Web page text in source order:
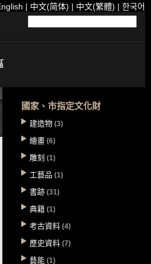
| 中文(简体) | 中文(繁體) | 한국어
國家、市指定文化財
建造物 (3)
繪畫 (6)
雕刻 (1)
工藝品 (1)
書跡 (31)
典籍 (1)
考古資料 (4)
歷史資料 (7)
藝能 (1)